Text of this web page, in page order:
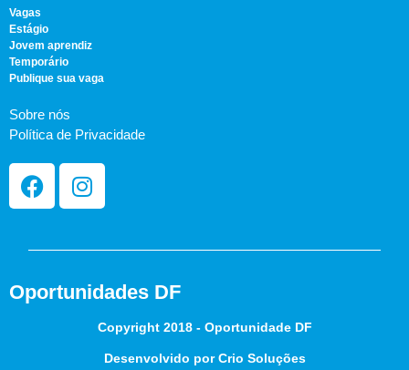
Vagas
Estágio
Jovem aprendiz
Temporário
Publique sua vaga
Sobre nós
Política de Privacidade
Oportunidades DF
Copyright 2018 - Oportunidade DF
Desenvolvido por Crio Soluções